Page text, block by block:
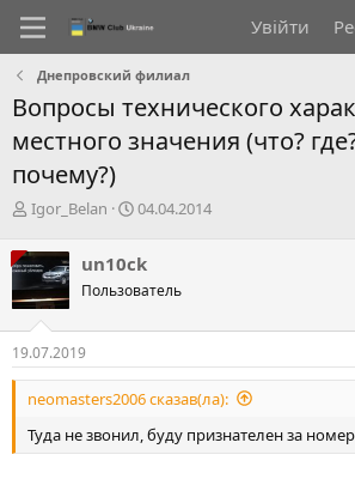
Увійти
Днепровский филиал
Вопросы технического
местного значения (что?
почему?)
А
т
о
р
т
е
м
и
Igor_Belan
Д
а
с
в
р
е
н
04.04.2014
un10ck
Пользователь
19.07.2019
neomasters2006 сказав(ла):
Туда не звонил, буду признателен за